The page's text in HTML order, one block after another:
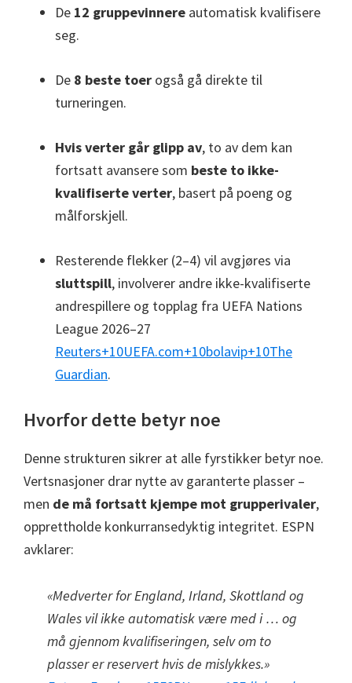
De 12 gruppevinnere automatisk kvalifisere
seg.
De 8 beste toer også gå direkte til
turneringen.
Hvis verter går glipp av, to av dem kan
fortsatt avansere som beste to ikke-
kvalifiserte verter, basert på poeng og
målforskjell.
Resterende flekker (2–4) vil avgjøres via
sluttspill, involverer andre ikke-kvalifiserte
andrespillere og topplag fra UEFA Nations
League 2026–27
Reuters+10UEFA.com+10bolavip+10The
Guardian.
Hvorfor dette betyr noe
Denne strukturen sikrer at alle fyrstikker betyr noe.
Vertsnasjoner drar nytte av garanterte plasser –
men de må fortsatt kjempe mot grupperivaler,
opprettholde konkurransedyktig integritet. ESPN
avklarer:
«Medverter for England, Irland, Skottland og
Wales vil ikke automatisk være med i … og
må gjennom kvalifiseringen, selv om to
plasser er reservert hvis de mislykkes.»